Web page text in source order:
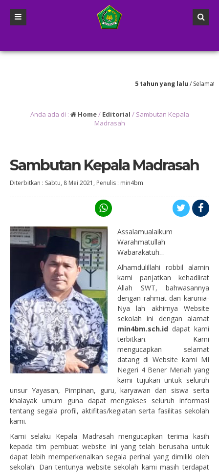
5 tahun yang lalu / Selamat
Anda ada di : Home/ Editorial / Sambutan Kepala
Madrasah
Sambutan Kepala Madrasah
Diterbitkan : Sabtu, 8 Mei 2021 , Penulis : min4bm
Assalamualaikum
Warahmatullah
Wabarakatuh…
Alhamdulillahi robbil alamin
kami panjatkan kehadlirat
Allah SWT, bahwasannya
dengan rahmat dan karunia-
Nya lah akhirnya Website
sekolah ini dengan alamat
min4bm.sch.id dapat kami
terbitkan. Kami
mengucapkan selamat
datang di Website kami MI
Negeri 4 Bener Meriah yang
kami tujukan untuk seluruh
unsur Yayasan, Pimpinan, guru, karyawan dan siswa serta
khalayak umum guna dapat mengakses seluruh informasi
tentang segala profil, aktifitas/kegiatan serta fasilitas sekolah
kami.
Kami selaku Kepala Madrasah mengucapkan terima kasih
kepada tim pembuat website ini yang telah berusaha untuk
dapat lebih memperkenalkan segala perihal yang dimiliki oleh
sekolah. Dan tentunya website sekolah kami masih terdapat